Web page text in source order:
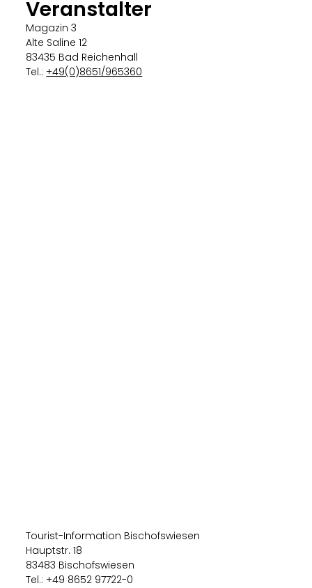
Veranstalter
Magazin 3
Alte Saline 12
83435 Bad Reichenhall
Tel.:+49(0)8651/965360
Tourist-Information Bischofswiesen
Hauptstr. 18
83483 Bischofswiesen
Tel.: +49 8652 97722-0